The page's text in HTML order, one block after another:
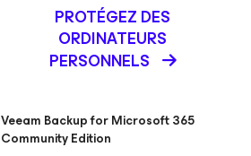
PROTÉGEZ DES
ORDINATEURS
PERSONNELS
Veeam Backupfor Microsoft 365
Community Edition